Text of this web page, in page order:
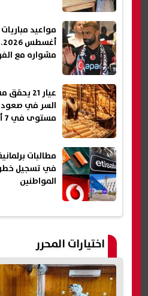
مواعيد
مشواره مع
عيار 21
السر في صعود
مستوى في 7 أسابيع| عاجل
مطالبات
في تسجيل
المواطنين
اختيارات المحرر